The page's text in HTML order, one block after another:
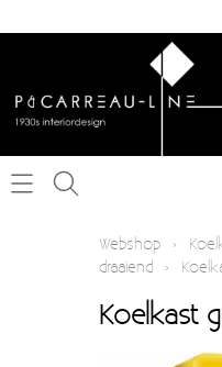
Schakelmateriaal
Webshop ›
draaiend ›
Koelkast